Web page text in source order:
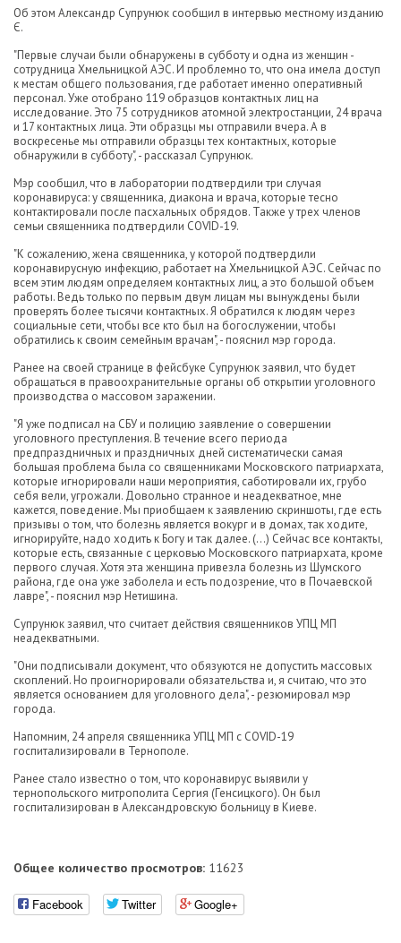
Об этом Александр Супрунюк сообщил в интервью местному изданию
Є.
"Первые случаи были обнаружены в субботу и одна из женщин -
сотрудница Хмельницкой АЭС. И проблемно то, что она имела доступ
к местам общего пользования, где работает именно оперативный
персонал. Уже отобрано 119 образцов контактных лиц на
исследование. Это 75 сотрудников атомной электростанции, 24 врача
и 17 контактных лица. Эти образцы мы отправили вчера. А в
воскресенье мы отправили образцы тех контактных, которые
обнаружили в субботу", - рассказал Супрунюк.
Мэр сообщил, что в лаборатории подтвердили три случая
коронавируса: у священника, диакона и врача, которые тесно
контактировали после пасхальных обрядов. Также у трех членов
семьи священника подтвердили COVID-19.
"К сожалению, жена священника, у которой подтвердили
коронавирусную инфекцию, работает на Хмельницкой АЭС. Сейчас по
всем этим людям определяем контактных лиц, а это большой объем
работы. Ведь только по первым двум лицам мы вынуждены были
проверять более тысячи контактных. Я обратился к людям через
социальные сети, чтобы все кто был на богослужении, чтобы
обратились к своим семейным врачам", - пояснил мэр города.
Ранее на своей странице в фейсбуке Супрунюк заявил, что будет
обращаться в правоохранительные органы об открытии уголовного
производства о массовом заражении.
"Я уже подписал на СБУ и полицию заявление о совершении
уголовного преступления. В течение всего периода
предпраздничных и праздничных дней систематически самая
большая проблема была со священниками Московского патриархата,
которые игнорировали наши мероприятия, саботировали их, грубо
себя вели, угрожали. Довольно странное и неадекватное, мне
кажется, поведение. Мы приобщаем к заявлению скриншоты, где есть
призывы о том, что болезнь является вокург и в домах, так ходите,
игнорируйте, надо ходить к Богу и так далее. (...) Сейчас все контакты,
которые есть, связанные с церковью Московского патриархата, кроме
первого случая. Хотя эта женщина привезла болезнь из Шумского
района, где она уже заболела и есть подозрение, что в Почаевской
лавре", - пояснил мэр Нетишина.
Супрунюк заявил, что считает действия священников УПЦ МП
неадекватными.
"Они подписывали документ, что обязуются не допустить массовых
скоплений. Но проигнорировали обязательства и, я считаю, что это
является основанием для уголовного дела", - резюмировал мэр
города.
Напомним, 24 апреля священника УПЦ МП с COVID-19
госпитализировали в Тернополе.
Ранее стало известно о том, что коронавирус выявили у
тернопольского митрополита Сергия (Генсицкого). Он был
госпитализирован в Александровскую больницу в Киеве.
Общее количество просмотров: 11623
Facebook Twitter Google+